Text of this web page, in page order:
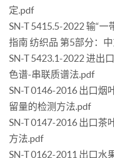
定.pdf
SN-T 5415.5-2022 输“
指南 纺织品 第5部分：
SN-T 5423.1-2022 进出
色谱-串联质谱法.pdf
SN-T 0146-2016 出口烟
留量的检测方法.pdf
SN-T 0147-2016 出口茶
方法.pdf
SN-T 0162-2011 出口水